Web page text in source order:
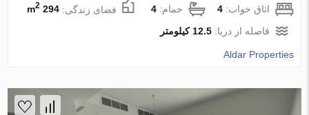
اتاق خواب:4 حمام:4 فضای زندگی:294 m
2
فاصله از دریا:12.5 کیلومتر
Aldar Properties